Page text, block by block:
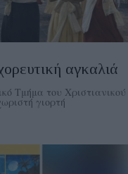
αγκαλιά
Τμήμα του Χριστιανικού
γιορτή